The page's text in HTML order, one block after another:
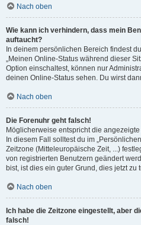
Nach oben
Wie kann ich verhindern, dass mein
auftaucht?
In deinem persönlichen Bereich findest
„Meinen Online-Status während dieser
Option einschaltest, können nur
deinen Online-Status sehen. Du wirst
Nach oben
Die Forenuhr geht falsch!
Möglicherweise entspricht die
In diesem Fall solltest du im
Zeitzone (Mitteleuropäische Zeit, ...)
von registrierten Benutzern geändert
bist, ist dies ein guter Grund, dies jetzt zu
Nach oben
Ich habe die Zeitzone eingestellt, aber
falsch!